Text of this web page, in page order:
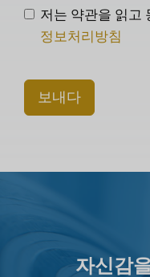
저는 약관을 읽고
정보처리방침
보내다
자신감